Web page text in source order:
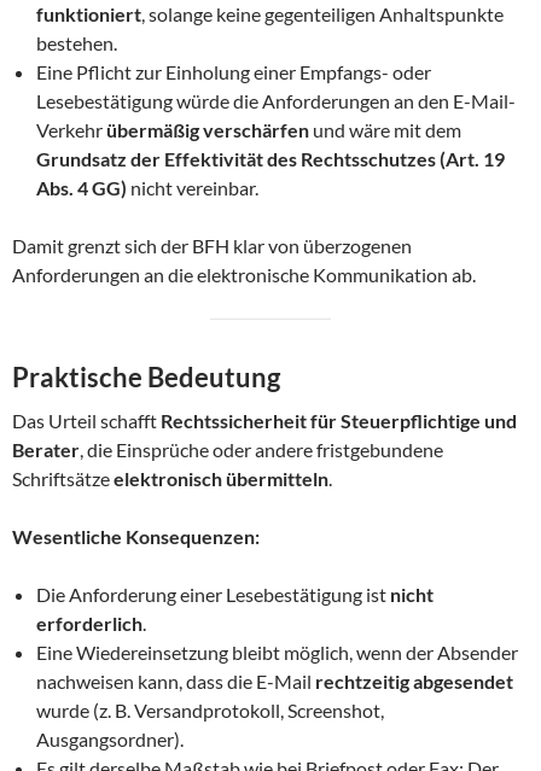
funktioniert, solange keine gegenteiligen Anhaltspunkte
bestehen.
Eine Pflicht zur Einholung einer Empfangs- oder
Lesebestätigung würde die Anforderungen an den E-Mail-
Verkehrübermäßig verschärfen und wäre mit dem
Grundsatz der Effektivität des Rechtsschutzes (Art. 19
Abs. 4 GG) nicht vereinbar.
Damit grenzt sich der BFH klar von überzogenen
Anforderungen an die elektronische Kommunikation ab.
Praktische Bedeutung
Das Urteil schafft Rechtssicherheit für Steuerpflichtige und
Berater, die Einsprüche oder andere fristgebundene
Schriftsätzeelektronisch übermitteln.
Wesentliche Konsequenzen:
Die Anforderung einer Lesebestätigung ist nicht
erforderlich.
Eine Wiedereinsetzung bleibt möglich, wenn der Absender
nachweisen kann, dass die E-Mail rechtzeitig abgesendet
wurde (z. B. Versandprotokoll, Screenshot,
Ausgangsordner).